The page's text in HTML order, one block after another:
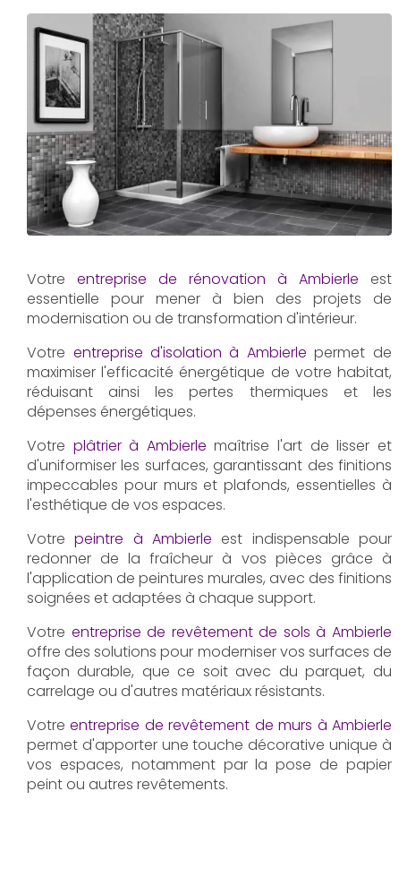
Votre entreprise de rénovation à Ambierle est
essentielle pour mener à bien des projets de
modernisation ou de transformation d'intérieur.
Votre entreprise d'isolation à Ambierle permet de
maximiser l'efficacité énergétique de votre habitat,
réduisant ainsi les pertes thermiques et les
dépenses énergétiques.
Votre plâtrier à Ambierle maîtrise l'art de lisser et
d'uniformiser les surfaces, garantissant des finitions
impeccables pour murs et plafonds, essentielles à
l'esthétique de vos espaces.
Votrepeintre à Ambierle est indispensable pour
redonner de la fraîcheur à vos pièces grâce à
l'application de peintures murales, avec des finitions
soignées et adaptées à chaque support.
Votre entreprise de revêtement de sols à Ambierle
offre des solutions pour moderniser vos surfaces de
façon durable, que ce soit avec du parquet, du
carrelage ou d'autres matériaux résistants.
Votreentreprise de revêtement de murs à Ambierle
permet d'apporter une touche décorative unique à
vos espaces, notamment par la pose de papier
peint ou autres revêtements.